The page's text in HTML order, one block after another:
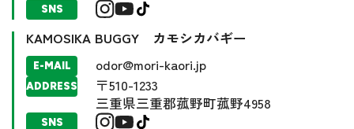
SNS
KAMOSIKA BUGGY カモシカバギー
E-MAIL odor@mori-kaori.jp
ADDRESS
〒510-1233
三重県三重郡菰野町菰野4958
SNS